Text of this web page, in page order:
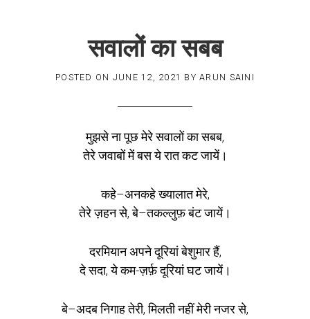
सवालों का सबब
POSTED ON JUNE 12, 2021 BYARUN SAINI
मुझसे ना पूछ मेरे सवालों का सबब,
तेरे जवाबों में बस ये रात कट जायें।
कहे–अनकहे ख्यालात मेरे,
तेरे ज़हन से, बे–तकल्लुफ़ बंट जायें।
दरमियान अपने दूरियां बेशुमार हैं,
दे सदा, ये कम-ज़र्फ़ दूरियां घट जायें।
बे–अदब निगाह तेरी, मिलती नहीं मेरी नजर से,